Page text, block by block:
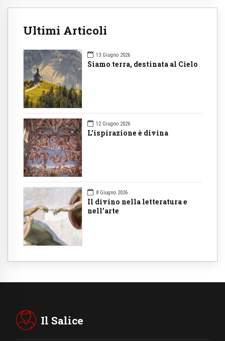
Ultimi Articoli
13 Giugno 2026
Siamo terra, destinata al Cielo
12 Giugno 2026
L'ispirazione è divina
8 Giugno 2026
Il divino nella letteratura e
nell’arte
Il Salice